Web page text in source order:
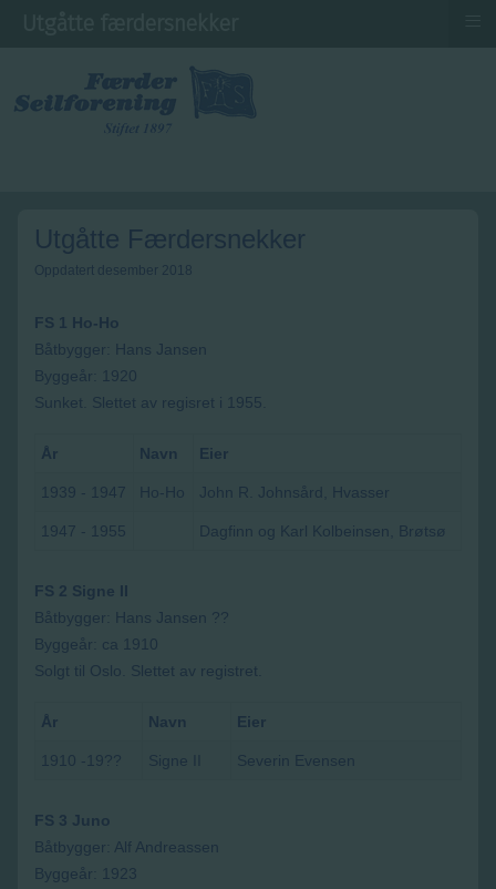
Utgåtte Færdersnekker
Oppdatert desember 2018
FS 1 Ho-Ho
Båtbygger: Hans Jansen
Byggeår: 1920
Sunket. Slettet av regisret i 1955.
År Navn Eier
1939 - 1947 Ho-Ho John R. Johnsård, Hvasser
1947 - 1955 Dagfinn og Karl Kolbeinsen, Brøtsø
FS 2 Signe II
Båtbygger: Hans Jansen ??
Byggeår: ca 1910
Solgt til Oslo. Slettet av registret.
År Navn Eier
1910 -19?? Signe II Severin Evensen
FS 3 Juno
Båtbygger: Alf Andreassen
Byggeår: 1923